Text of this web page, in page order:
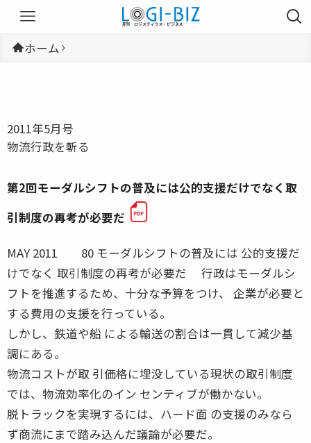
ホーム
2011年5月号
物流行政を斬る
第2回モーダルシフトの普及には公的支援だけでなく取
引制度の再考が必要だ
MAY 2011 80 モーダルシフトの普及には 公的支援だ
けでなく 取引制度の再考が必要だ 行政はモーダルシ
フトを推進するため、十分な予算をつけ、 企業が必要と
する費用の支援を行っている。
しかし、鉄道や船 による輸送の割合は一貫して減少基
調にある。
物流コストが取 引価格に埋没している現状の取引制度
では、物流効率化のイン センティブが働かない。
脱トラックを実現するには、ハード面 の支援のみなら
ず商流にまで踏み込んだ議論が必要だ。